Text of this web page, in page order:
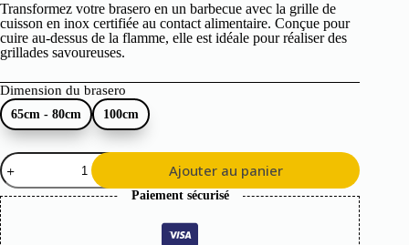
Transformez votre brasero en un barbecue avec la grille de
cuisson en inox certifiée au contact alimentaire. Conçue pour
cuire au-dessus de la flamme, elle est idéale pour réaliser des
grillades savoureuses.
Dimension du brasero
65cm - 80cm 100cm
quantité
de
Grille
de
cuisson
brasero
Ajouter au panier
Paiement sécurisé